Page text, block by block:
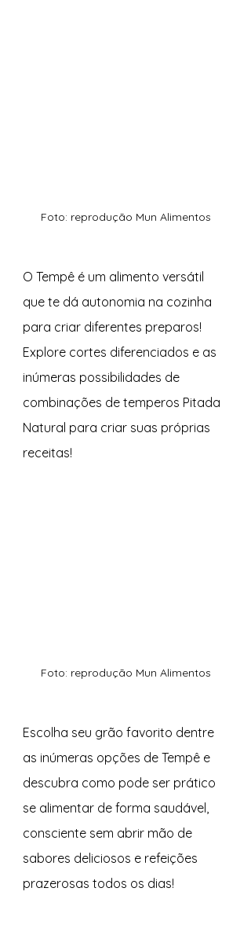
Foto: reprodução Mun Alimentos
O Tempê é um alimento versátil
que te dá autonomia na cozinha
para criar diferentes preparos!
Explore cortes diferenciados e as
inúmeras possibilidades de
combinações de temperos Pitada
Natural para criar suas próprias
receitas!
Foto: reprodução Mun Alimentos
Escolha seu grão favorito dentre
as inúmeras opções de Tempê e
descubra como pode ser prático
se alimentar de forma saudável,
consciente sem abrir mão de
sabores deliciosos e refeições
prazerosas todos os dias!